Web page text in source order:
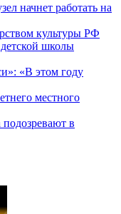
начнет работать на
культуры РФ
детской школы
«В этом году
местного
в